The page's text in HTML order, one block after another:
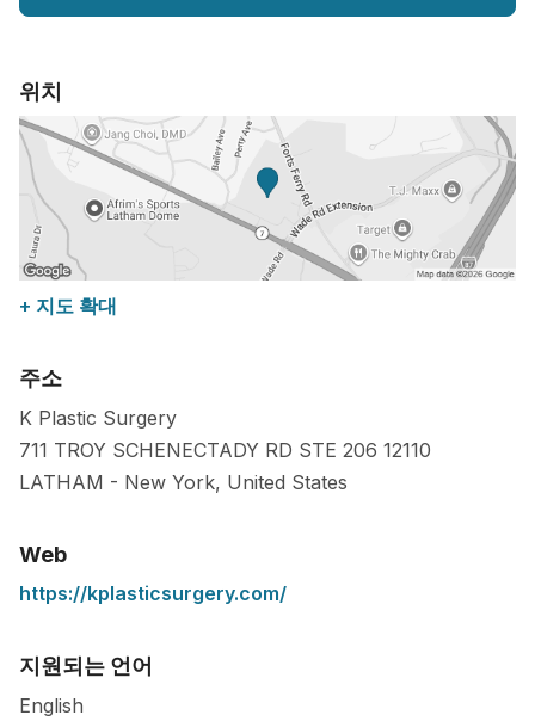
위치
+ 지도 확대
주소
K Plastic Surgery
711 TROY SCHENECTADY RD STE 206 12110
LATHAM - New York, United States
Web
https://kplasticsurgery.com/
지원되는 언어
English